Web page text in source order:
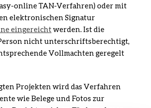
online TAN-Verfahren) oder mit
elektronischen Signatur
eingereichtwerden. Ist die
nicht unterschriftsberechtigt,
Vollmachten geregelt
Projekten wird das Verfahren
wie Belege und Fotos zur